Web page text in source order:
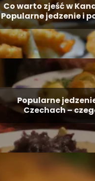
Co warto zjeść w
Popularne jedzenie i
Popularne
Czechach –